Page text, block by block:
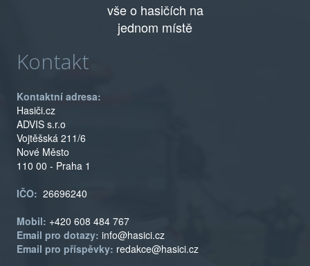
vše o hasičích na
jednom místě
Kontakt
Kontaktní adresa:
Hasiči.cz
ADVIS s.r.o
Vojtěšská 211/6
Nové Město
110 00 - Praha 1
IČO: 26696240
Mobil: +420 608 484 767
Email pro dotazy: info@hasici.cz
Email pro příspěvky: redakce@hasici.cz